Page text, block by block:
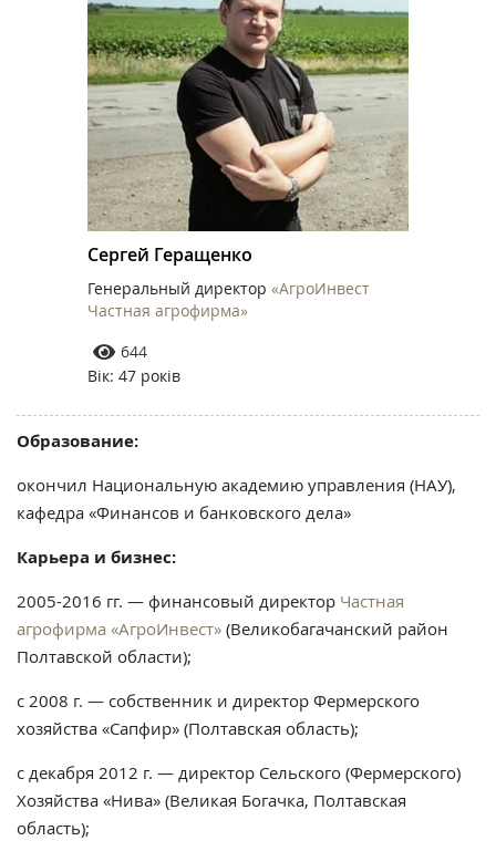
Сергей Геращенко
Генеральный директор «АгроИнвест
Частная агрофирма»
644
Вік: 47 років
Образование:
окончил Национальную академию управления (НАУ),
кафедра «Финансов и банковского дела»
Карьера и бизнес:
2005-2016 гг. — финансовый директор Частная
агрофирма «АгроИнвест» (Великобагачанский район
Полтавской области);
с 2008 г. — собственник и директор Фермерского
хозяйства «Сапфир» (Полтавская область);
с декабря 2012 г. — директор Сельского (Фермерского)
Хозяйства «Нива» (Великая Богачка, Полтавская
область);